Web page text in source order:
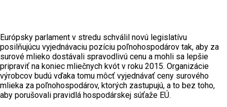
Európsky parlament v stredu schválil novú legislatívu
posilňujúcu vyjednávaciu pozíciu poľnohospodárov tak, aby za
surové mlieko dostávali spravodlivú cenu a mohli sa lepšie
pripraviť na koniec mliečnych kvót v roku 2015. Organizácie
výrobcov budú vďaka tomu môcť vyjednávať ceny surového
mlieka za poľnohospodárov, ktorých zastupujú, a to bez toho,
aby porušovali pravidlá hospodárskej súťaže EÚ.